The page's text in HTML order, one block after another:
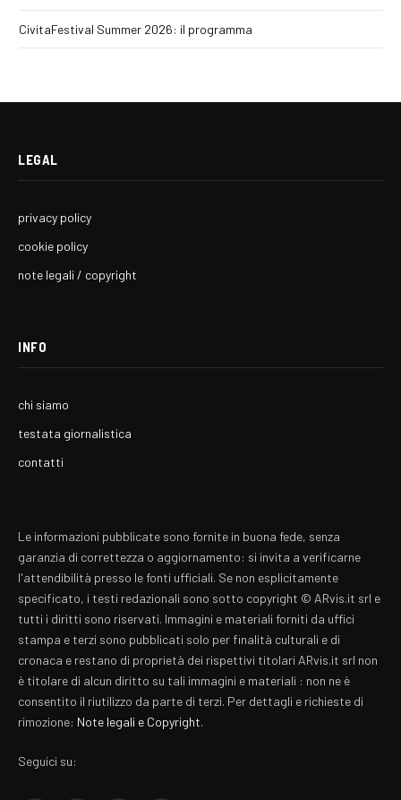
CivitaFestival Summer 2026: il programma
LEGAL
privacy policy
cookie policy
note legali / copyright
INFO
chi siamo
testata giornalistica
contatti
Le informazioni pubblicate sono fornite in buona fede, senza
garanzia di correttezza o aggiornamento: si invita a verificarne
l'attendibilità presso le fonti ufficiali. Se non esplicitamente
specificato, i testi redazionali sono sotto copyright © ARvis.it srl e
tutti i diritti sono riservati. Immagini e materiali forniti da uffici
stampa e terzi sono pubblicati solo per finalità culturali e di
cronaca e restano di proprietà dei rispettivi titolari ARvis.it srl non
è titolare di alcun diritto su tali immagini e materiali : non ne è
consentito il riutilizzo da parte di terzi. Per dettagli e richieste di
rimozione: Note legali e Copyright.
Seguici su: